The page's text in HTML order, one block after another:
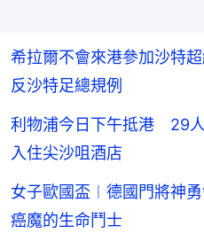
希拉爾不會來港參加沙特
反沙特足總規例
利物浦今日下午抵港 29
入住尖沙咀酒店
女子歐國盃︱德國門將神
癌魔的生命鬥士